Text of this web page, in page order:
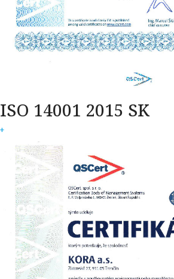
ISO 14001 2015 SK
+